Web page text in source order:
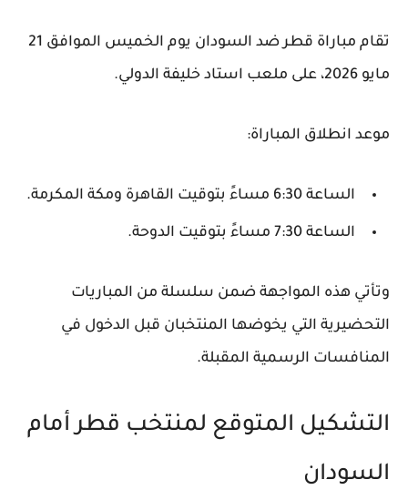
تقام مباراة قطر ضد السودان يوم الخميس الموافق 21
مايو 2026، على ملعب
استاد خليفة الدولي.
موعد انطلاق المباراة:
الساعة 6:30 مساءً بتوقيت القاهرة ومكة المكرمة.
الساعة 7:30 مساءً بتوقيت الدوحة.
وتأتي هذه المواجهة ضمن سلسلة من المباريات
التحضيرية التي يخوضها المنتخبان قبل الدخول في
المنافسات الرسمية المقبلة.
التشكيل المتوقع لمنتخب قطر أمام
السودان